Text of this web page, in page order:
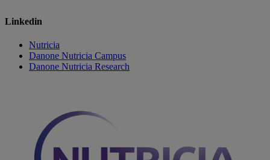
Linkedin
Nutricia
Danone Nutricia Campus
Danone Nutricia Research